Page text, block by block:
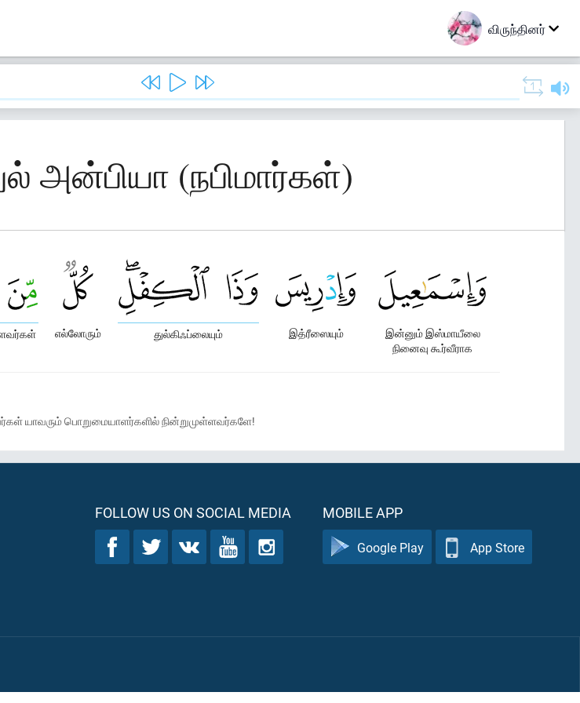
விருந்தினர்
அன்பியா (நபிமார்கள்)
இன்னும் இஸ்மாயீலை
நினைவு கூர்வீராக
இத்ரீஸையும்
துல்கிஃப்லையும்
எல்லோரும்
யாவரும் பொறுமையாளர்களில் நின்றுமுள்ளவர்களே!
FOLLOW US ON SOCIAL MEDIA MOBILE APP
Google Play App Store